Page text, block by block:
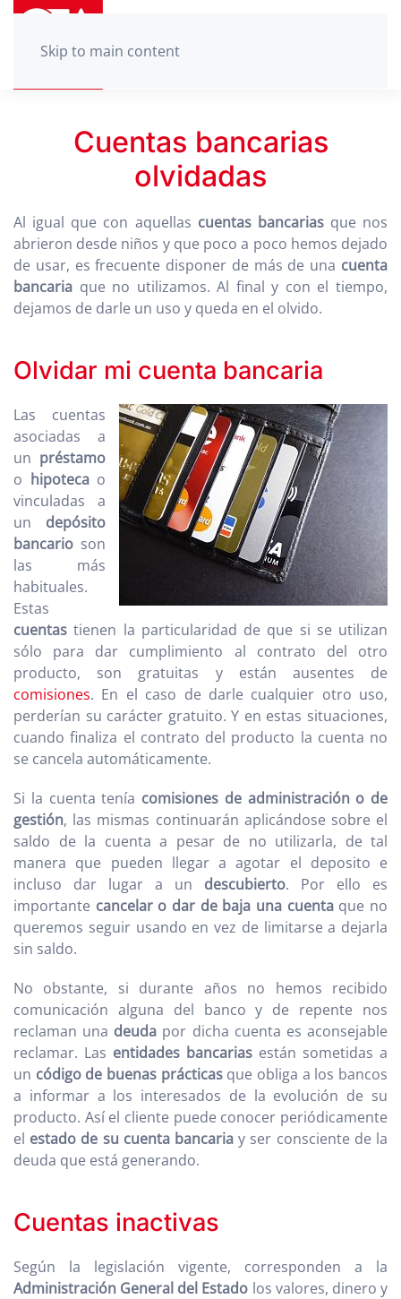
Skip to main content
Cuentas bancarias
olvidadas
Al igual que con aquellas cuentas bancariasque nos
abrieron desde niños y que poco a poco hemos dejado
de usar, es frecuente disponer de más de una cuenta
bancaria que no utilizamos. Al final y con el tiempo,
dejamos de darle un uso y queda en el olvido.
Olvidar mi cuenta bancaria
Las cuentas
asociadas a
un préstamo
o hipotecao
vinculadas a
un depósito
bancario son
las más
habituales.
Estas
cuentas tienen la particularidad de que si se utilizan
sólo para dar cumplimiento al contrato del otro
producto, son gratuitas y están ausentes de
comisiones. En el caso de darle cualquier otro uso,
perderían su carácter gratuito. Y en estas situaciones,
cuando finaliza el contrato del producto la cuenta no
se cancela automáticamente.
Si la cuenta tenía comisiones de administración o de
gestión, las mismas continuarán aplicándose sobre el
saldo de la cuenta a pesar de no utilizarla, de tal
manera que pueden llegar a agotar el deposito e
incluso dar lugar a un descubierto. Por ello es
importante cancelar o dar de baja una cuentaque no
queremos seguir usando en vez de limitarse a dejarla
sin saldo.
No obstante, si durante años no hemos recibido
comunicación alguna del banco y de repente nos
reclaman una deuda por dicha cuenta es aconsejable
reclamar. Las entidades bancarias están sometidas a
un código de buenas prácticasque obliga a los bancos
a informar a los interesados de la evolución de su
producto. Así el cliente puede conocer periódicamente
el estado de su cuenta bancaria y ser consciente de la
deuda que está generando.
Cuentas inactivas
Según la legislación vigente, corresponden a la
Administración General del Estado los valores, dinero y